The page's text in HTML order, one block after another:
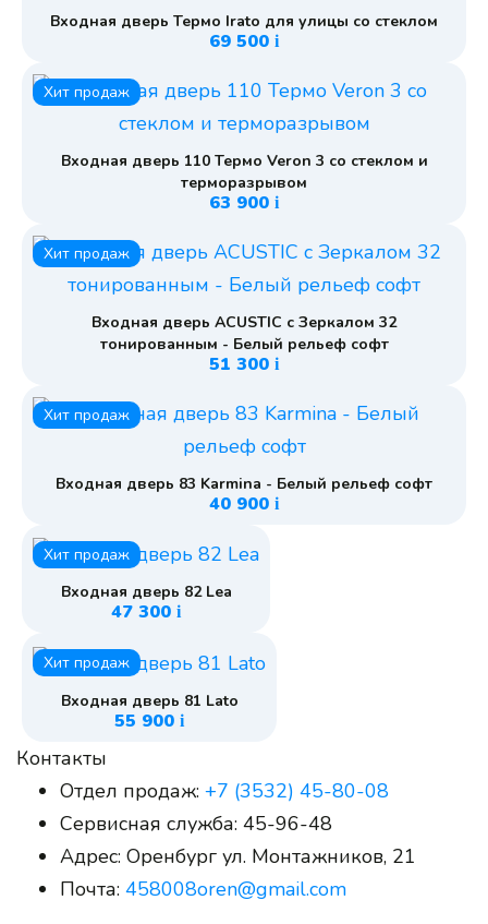
Входная дверь Термо Irato для улицы со стеклом
69 500 i
Хит продаж
Входная дверь 110 Термо Veron 3 со стеклом и
терморазрывом
63 900 i
Хит продаж
Входная дверь ACUSTIC с Зеркалом 32
тонированным - Белый рельеф софт
51 300 i
Хит продаж
Входная дверь 83 Karmina - Белый рельеф софт
40 900 i
Хит продаж
Входная дверь 82 Lea
47 300 i
Хит продаж
Входная дверь 81 Lato
55 900 i
Контакты
Отдел продаж: +7 (3532) 45-80-08
Сервисная служба: 45-96-48
Адрес: Оренбург ул. Монтажников, 21
Почта: 458008oren@gmail.com